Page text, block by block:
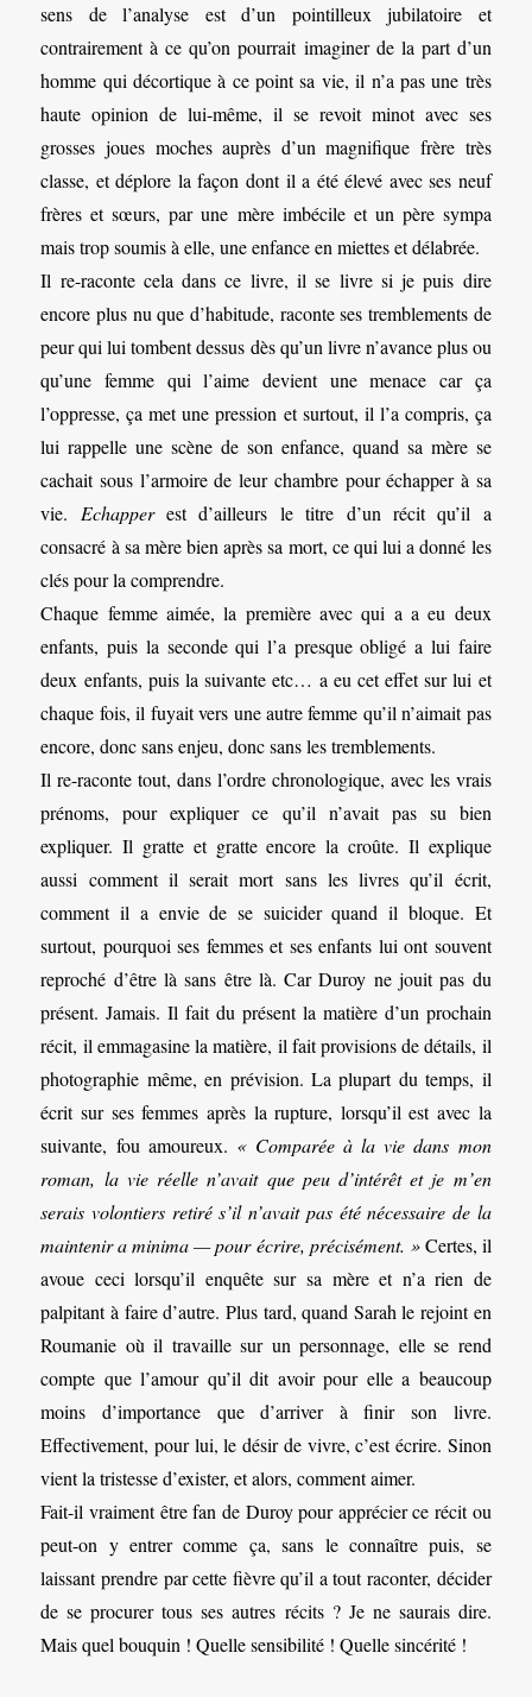
sens de l’analyse est d’un pointilleux jubilatoire et
contrairement à ce qu’on pourrait imaginer de la part d’un
homme qui décortique à ce point sa vie, il n’a pas une très
haute opinion de lui-même, il se revoit minot avec ses
grosses joues moches auprès d’un magnifique frère très
classe, et déplore la façon dont il a été élevé avec ses neuf
frères et sœurs, par une mère imbécile et un père sympa
mais trop soumis à elle, une enfance en miettes et délabrée.
Il re-raconte cela dans ce livre, il se livre si je puis dire
encore plus nu que d’habitude, raconte ses tremblements de
peur qui lui tombent dessus dès qu’un livre n’avance plus ou
qu’une femme qui l’aime devient une menace car ça
l’oppresse, ça met une pression et surtout, il l’a compris, ça
lui rappelle une scène de son enfance, quand sa mère se
cachait sous l’armoire de leur chambre pour échapper à sa
vie. Echapperest d’ailleurs le titre d’un récit qu’il a
consacré à sa mère bien après sa mort, ce qui lui a donné les
clés pour la comprendre.
Chaque femme aimée, la première avec qui a a eu deux
enfants, puis la seconde qui l’a presque obligé a lui faire
deux enfants, puis la suivante etc… a eu cet effet sur lui et
chaque fois, il fuyait vers une autre femme qu’il n’aimait pas
encore, donc sans enjeu, donc sans les tremblements.
Il re-raconte tout, dans l’ordre chronologique, avec les vrais
prénoms, pour expliquer ce qu’il n’avait pas su bien
expliquer. Il gratte et gratte encore la croûte. Il explique
aussi comment il serait mort sans les livres qu’il écrit,
comment il a envie de se suicider quand il bloque. Et
surtout, pourquoi ses femmes et ses enfants lui ont souvent
reproché d’être là sans être là. Car Duroy ne jouit pas du
présent. Jamais. Il fait du présent la matière d’un prochain
récit, il emmagasine la matière, il fait provisions de détails, il
photographie même, en prévision. La plupart du temps, il
écrit sur ses femmes après la rupture, lorsqu’il est avec la
suivante, fou amoureux. « Comparée à la vie dans mon
roman, la vie réelle n’avait que peu d’intérêt et je m’en
serais volontiers retiré s’il n’avait pas été nécessaire de la
maintenir a minima — pour écrire, précisément. »Certes, il
avoue ceci lorsqu’il enquête sur sa mère et n’a rien de
palpitant à faire d’autre. Plus tard, quand Sarah le rejoint en
Roumanie où il travaille sur un personnage, elle se rend
compte que l’amour qu’il dit avoir pour elle a beaucoup
moins d’importance que d’arriver à finir son livre.
Effectivement, pour lui, le désir de vivre, c’est écrire. Sinon
vient la tristesse d’exister, et alors, comment aimer.
Fait-il vraiment être fan de Duroy pour apprécier ce récit ou
peut-on y entrer comme ça, sans le connaître puis, se
laissant prendre par cette fièvre qu’il a tout raconter, décider
de se procurer tous ses autres récits ? Je ne saurais dire.
Mais quel bouquin ! Quelle sensibilité ! Quelle sincérité !